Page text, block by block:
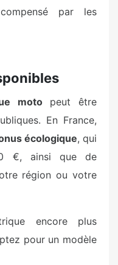
par les
motopeut être
En France,
écologique, qui
€, ainsi que de
région ou votre
encore plus
pour un modèle